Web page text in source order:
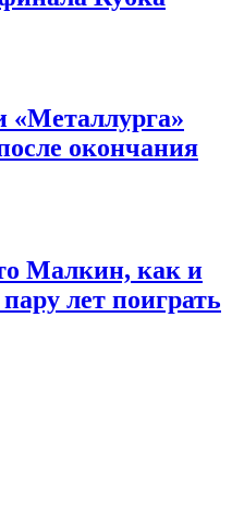
«Металлурга»
окончания
Малкин, как и
лет поиграть